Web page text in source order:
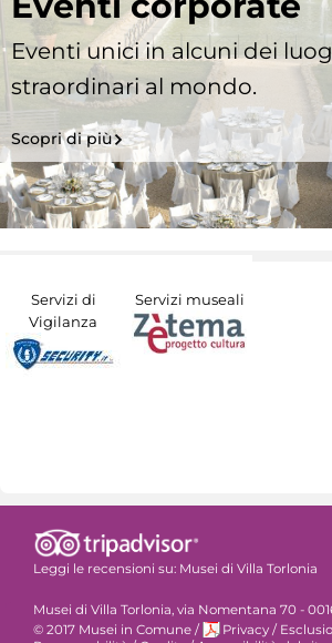
Eventi unici in alcuni dei
straordinari al mondo.
Scopri di più
Servizi di
Vigilanza
Servizi museali
Leggi le recensioni su: Musei di Villa Torlonia
Musei di Villa Torlonia, via Nomentana 70 -
© 2017 Musei in Comune / Privacy /